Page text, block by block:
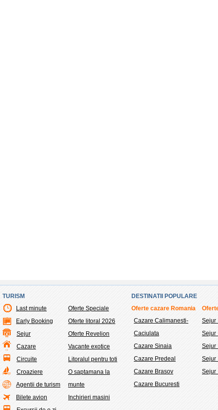
TURISM
Last minute
Early Booking
Sejur
Cazare
Circuite
Croaziere
Agentii de turism
Bilete avion
Oferte Speciale
Oferte litoral 2026
Oferte Revelion
Vacante exotice
Litoralul pentru toti
O saptamana la
munte
Inchirieri masini
DESTINATII POPULARE
Oferte cazare Romania
Cazare Calimanesti-
Caciulata
Cazare Sinaia
Cazare Predeal
Cazare Brasov
Cazare Bucuresti
Sejur
Sejur
Sejur
Sejur
Sejur